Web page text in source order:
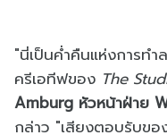
"นี่เป็นค่ำคืนแห่งการท
ครีเอทีฟของ The
Amburg หัวหน้าฝ่าย
กล่าว "เสียงตอบรับข